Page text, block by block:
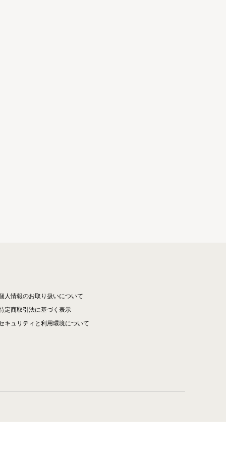
人情報のお取り扱いについて
定商取引法に基づく表示
キュリティと利用環境について